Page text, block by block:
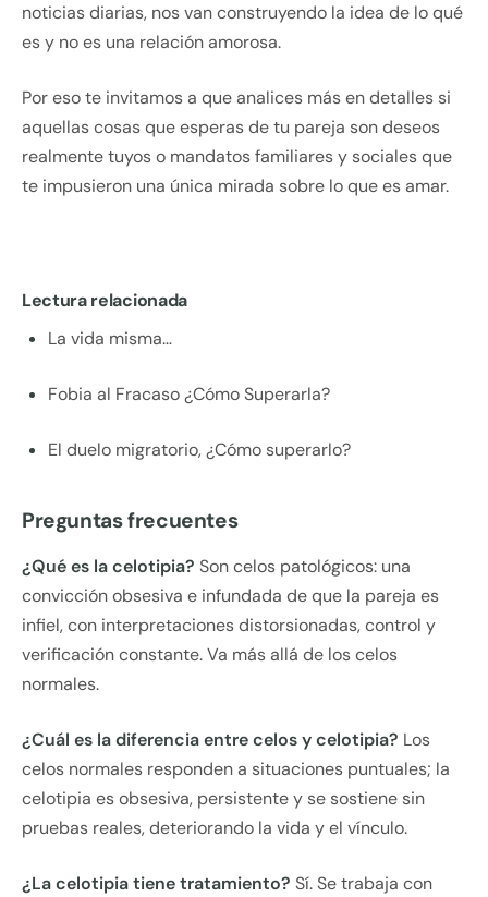
noticias diarias, nos van construyendo la idea de lo qué
es y no es una relación amorosa.
Por eso te invitamos a que analices más en detalles si
aquellas cosas que esperas de tu pareja son deseos
realmente tuyos o mandatos familiares y sociales que
te impusieron una única mirada sobre lo que es amar.
Lectura relacionada
La vida misma…
Fobia al Fracaso ¿Cómo Superarla?
El duelo migratorio, ¿Cómo superarlo?
Preguntas frecuentes
¿Qué es la celotipia? Son celos patológicos: una
convicción obsesiva e infundada de que la pareja es
infiel, con interpretaciones distorsionadas, control y
verificación constante. Va más allá de los celos
normales.
¿Cuál es la diferencia entre celos y celotipia? Los
celos normales responden a situaciones puntuales; la
celotipia es obsesiva, persistente y se sostiene sin
pruebas reales, deteriorando la vida y el vínculo.
¿La celotipia tiene tratamiento? Sí. Se trabaja con